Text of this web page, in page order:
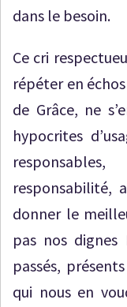
dans le besoin.
Ce cri
répéter en
de Grâce, ne
hypocrites
responsabilité,
donner le
pas nos dignes
passés,
qui nous en